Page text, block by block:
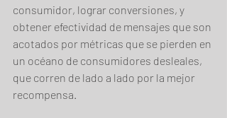
consumidor, lograr conversiones, y
obtener efectividad de mensajes que son
acotados por métricas que se pierden en
un océano de consumidores desleales,
que corren de lado a lado por la mejor
recompensa.